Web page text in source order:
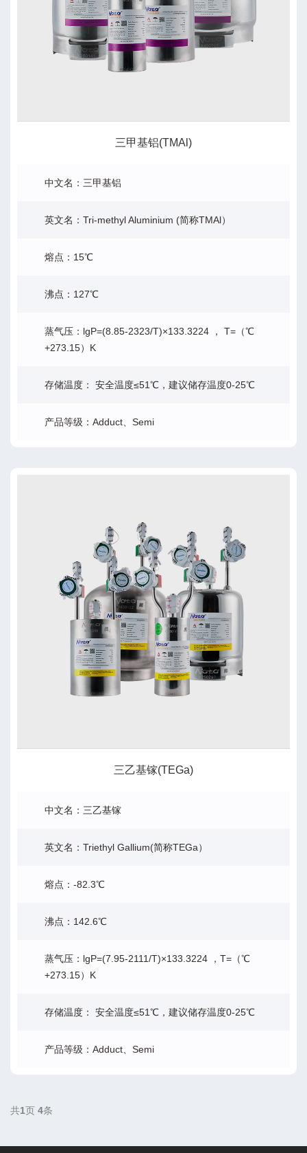
三甲基铝(TMAl)
中文名：三甲基铝
英文名：Tri-methyl Aluminium (简称TMAl）
熔点：15℃
沸点：127℃
蒸气压：lgP=(8.85-2323/T)×133.3224 ， T=（℃
+273.15）K
存储温度： 安全温度≤51℃，建议储存温度0-25℃
产品等级：Adduct、Semi
三乙基镓(TEGa)
中文名：三乙基镓
英文名：Triethyl Gallium(简称TEGa）
熔点：-82.3℃
沸点：142.6℃
蒸气压：lgP=(7.95-2111/T)×133.3224 ，T=（℃
+273.15）K
存储温度： 安全温度≤51℃，建议储存温度0-25℃
产品等级：Adduct、Semi
共1页 4条